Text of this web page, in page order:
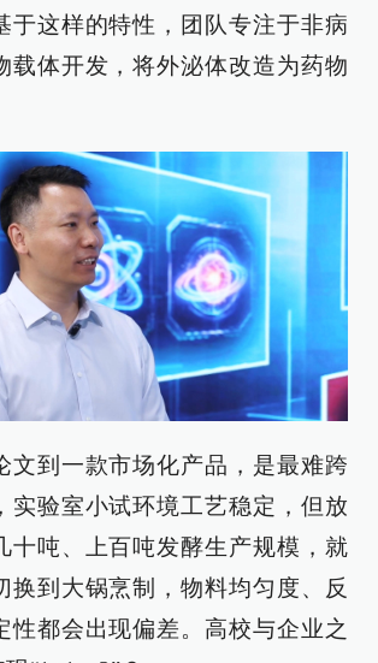
于这样的特性，团队专注于非病
载体开发，将外泌体改造为药物
文到一款市场化产品，是最难跨
实验室小试环境工艺稳定，但放
十吨、上百吨发酵生产规模，就
换到大锅烹制，物料均匀度、反
性都会出现偏差。高校与企业之